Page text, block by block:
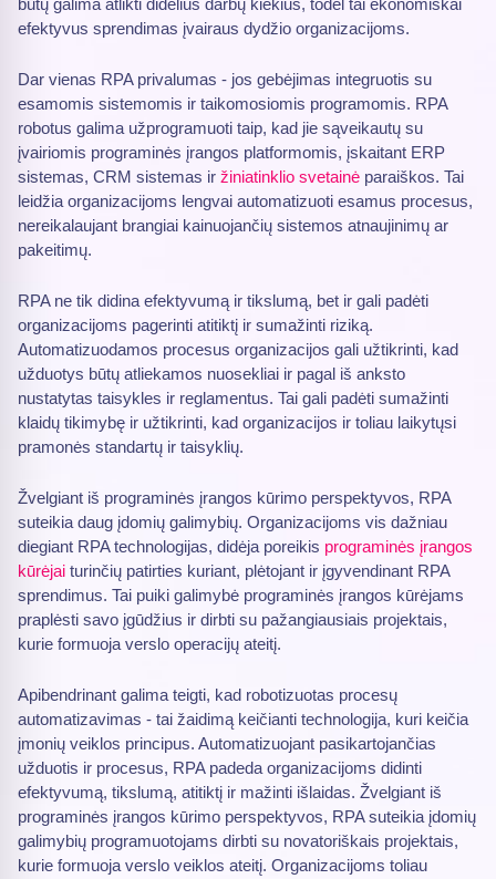
būtų galima atlikti didelius darbų kiekius, todėl tai ekonomiškai
efektyvus sprendimas įvairaus dydžio organizacijoms.
Dar vienas RPA privalumas - jos gebėjimas integruotis su
esamomis sistemomis ir taikomosiomis programomis. RPA
robotus galima užprogramuoti taip, kad jie sąveikautų su
įvairiomis programinės įrangos platformomis, įskaitant ERP
sistemas, CRM sistemas ir žiniatinklio svetainė paraiškos. Tai
leidžia organizacijoms lengvai automatizuoti esamus procesus,
nereikalaujant brangiai kainuojančių sistemos atnaujinimų ar
pakeitimų.
RPA ne tik didina efektyvumą ir tikslumą, bet ir gali padėti
organizacijoms pagerinti atitiktį ir sumažinti riziką.
Automatizuodamos procesus organizacijos gali užtikrinti, kad
užduotys būtų atliekamos nuosekliai ir pagal iš anksto
nustatytas taisykles ir reglamentus. Tai gali padėti sumažinti
klaidų tikimybę ir užtikrinti, kad organizacijos ir toliau laikytųsi
pramonės standartų ir taisyklių.
Žvelgiant iš programinės įrangos kūrimo perspektyvos, RPA
suteikia daug įdomių galimybių. Organizacijoms vis dažniau
diegiant RPA technologijas, didėja poreikis programinės įrangos
kūrėjai turinčių patirties kuriant, plėtojant ir įgyvendinant RPA
sprendimus. Tai puiki galimybė programinės įrangos kūrėjams
praplėsti savo įgūdžius ir dirbti su pažangiausiais projektais,
kurie formuoja verslo operacijų ateitį.
Apibendrinant galima teigti, kad robotizuotas procesų
automatizavimas - tai žaidimą keičianti technologija, kuri keičia
įmonių veiklos principus. Automatizuojant pasikartojančias
užduotis ir procesus, RPA padeda organizacijoms didinti
efektyvumą, tikslumą, atitiktį ir mažinti išlaidas. Žvelgiant iš
programinės įrangos kūrimo perspektyvos, RPA suteikia įdomių
galimybių programuotojams dirbti su novatoriškais projektais,
kurie formuoja verslo veiklos ateitį. Organizacijoms toliau